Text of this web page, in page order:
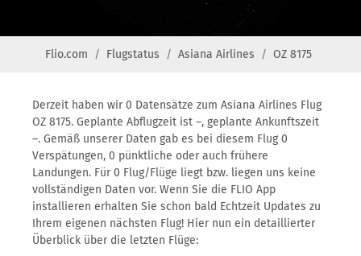
Flio.com Flugstatus Asiana Airlines OZ 8175
Derzeit haben wir 0 Datensätze zum Asiana Airlines Flug
OZ 8175. Geplante Abflugzeit ist –, geplante Ankunftszeit
–. Gemäß unserer Daten gab es bei diesem Flug 0
Verspätungen, 0 pünktliche oder auch frühere
Landungen. Für 0 Flug/Flüge liegt bzw. liegen uns keine
vollständigen Daten vor. Wenn Sie die FLIO App
installieren erhalten Sie schon bald Echtzeit Updates zu
Ihrem eigenen nächsten Flug! Hier nun ein detaillierter
Überblick über die letzten Flüge: